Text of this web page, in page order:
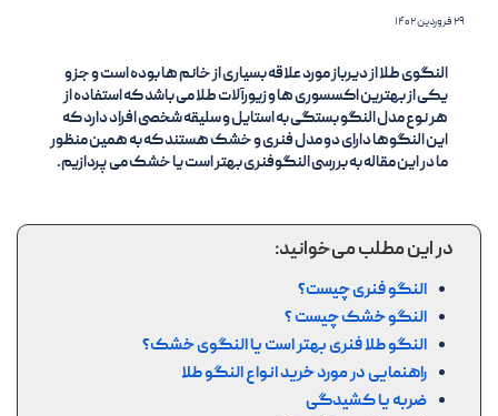
۲۹ فروردین ۱۴۰۲
النگوی طلا از دیرباز مورد علاقه بسیاری از خانم ها بوده است و جزو
یکی از بهترین اکسسوری ها و زیورآلات طلا می باشد که استفاده از
هر نوع مدل النگو بستگی به استایل و سلیقه شخصی افراد دارد که
این النگوها دارای دو مدل فنری و خشک هستند که به همین منظور
ما در این مقاله به بررسی النگوفنری بهتر است یا خشک می پردازیم.
در این مطلب می‌خوانید:
النگو فنری چیست؟
النگو خشک چیست ؟
النگو طلا فنری بهتر است یا النگوی خشک؟
راهنمایی در مورد خرید انواع النگو طلا
ضربه یا کشیدگی